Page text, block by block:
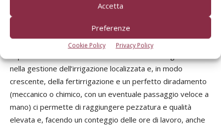
Accetta
Preferenze
Cookie Policy Privacy Policy
Il cambiamento della potatura deriva anche
dall’introduzione di nuove varietà molto produttive e capaci
nella gestione dell’irrigazione localizzata e, in modo
crescente, della fertirrigazione e un perfetto diradamento
(meccanico o chimico, con un eventuale passaggio veloce a
mano) ci permette di raggiungere pezzatura e qualità
elevata e, facendo un conteggio delle ore di lavoro, anche